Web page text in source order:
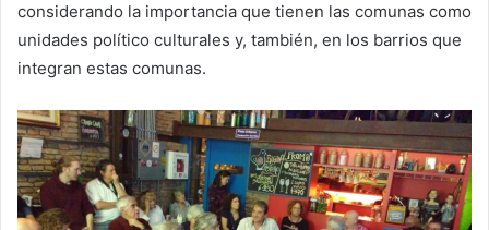
considerando la importancia que tienen las comunas como
unidades político culturales y, también, en los barrios que
integran estas comunas.